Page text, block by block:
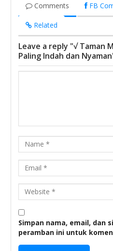
Comments FB
Related
Leave a reply "√ Taman
Paling Indah dan
Name
Email
URL
Simpan nama, email, dan
peramban ini untuk